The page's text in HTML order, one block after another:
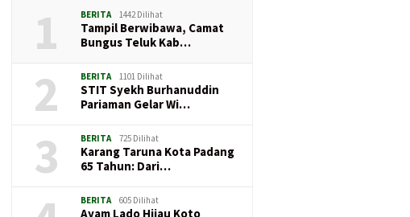
1 BERITA 1442 Dilihat
Tampil Berwibawa, Camat
Bungus Teluk Kab…
2 BERITA 1101 Dilihat
STIT Syekh Burhanuddin
Pariaman Gelar Wi…
3 BERITA 725 Dilihat
Karang Taruna Kota Padang
65 Tahun: Dari…
BERITA 605 Dilihat
Ayam Lado Hijau Koto